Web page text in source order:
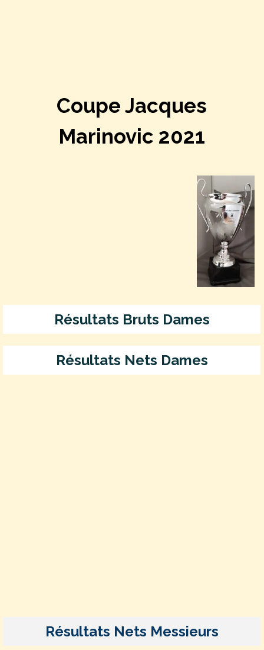
Coupe Jacques
Marinovic 2021
Résultats Bruts Dames
Résultats Nets Dames
Résultats Nets Messieurs